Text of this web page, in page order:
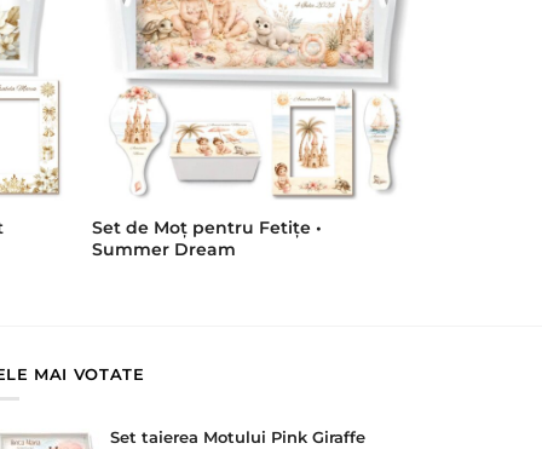
Set de Moț pentru Fetițe •
Summer Dream
MAI VOTATE
Set taierea Motului Pink Giraffe